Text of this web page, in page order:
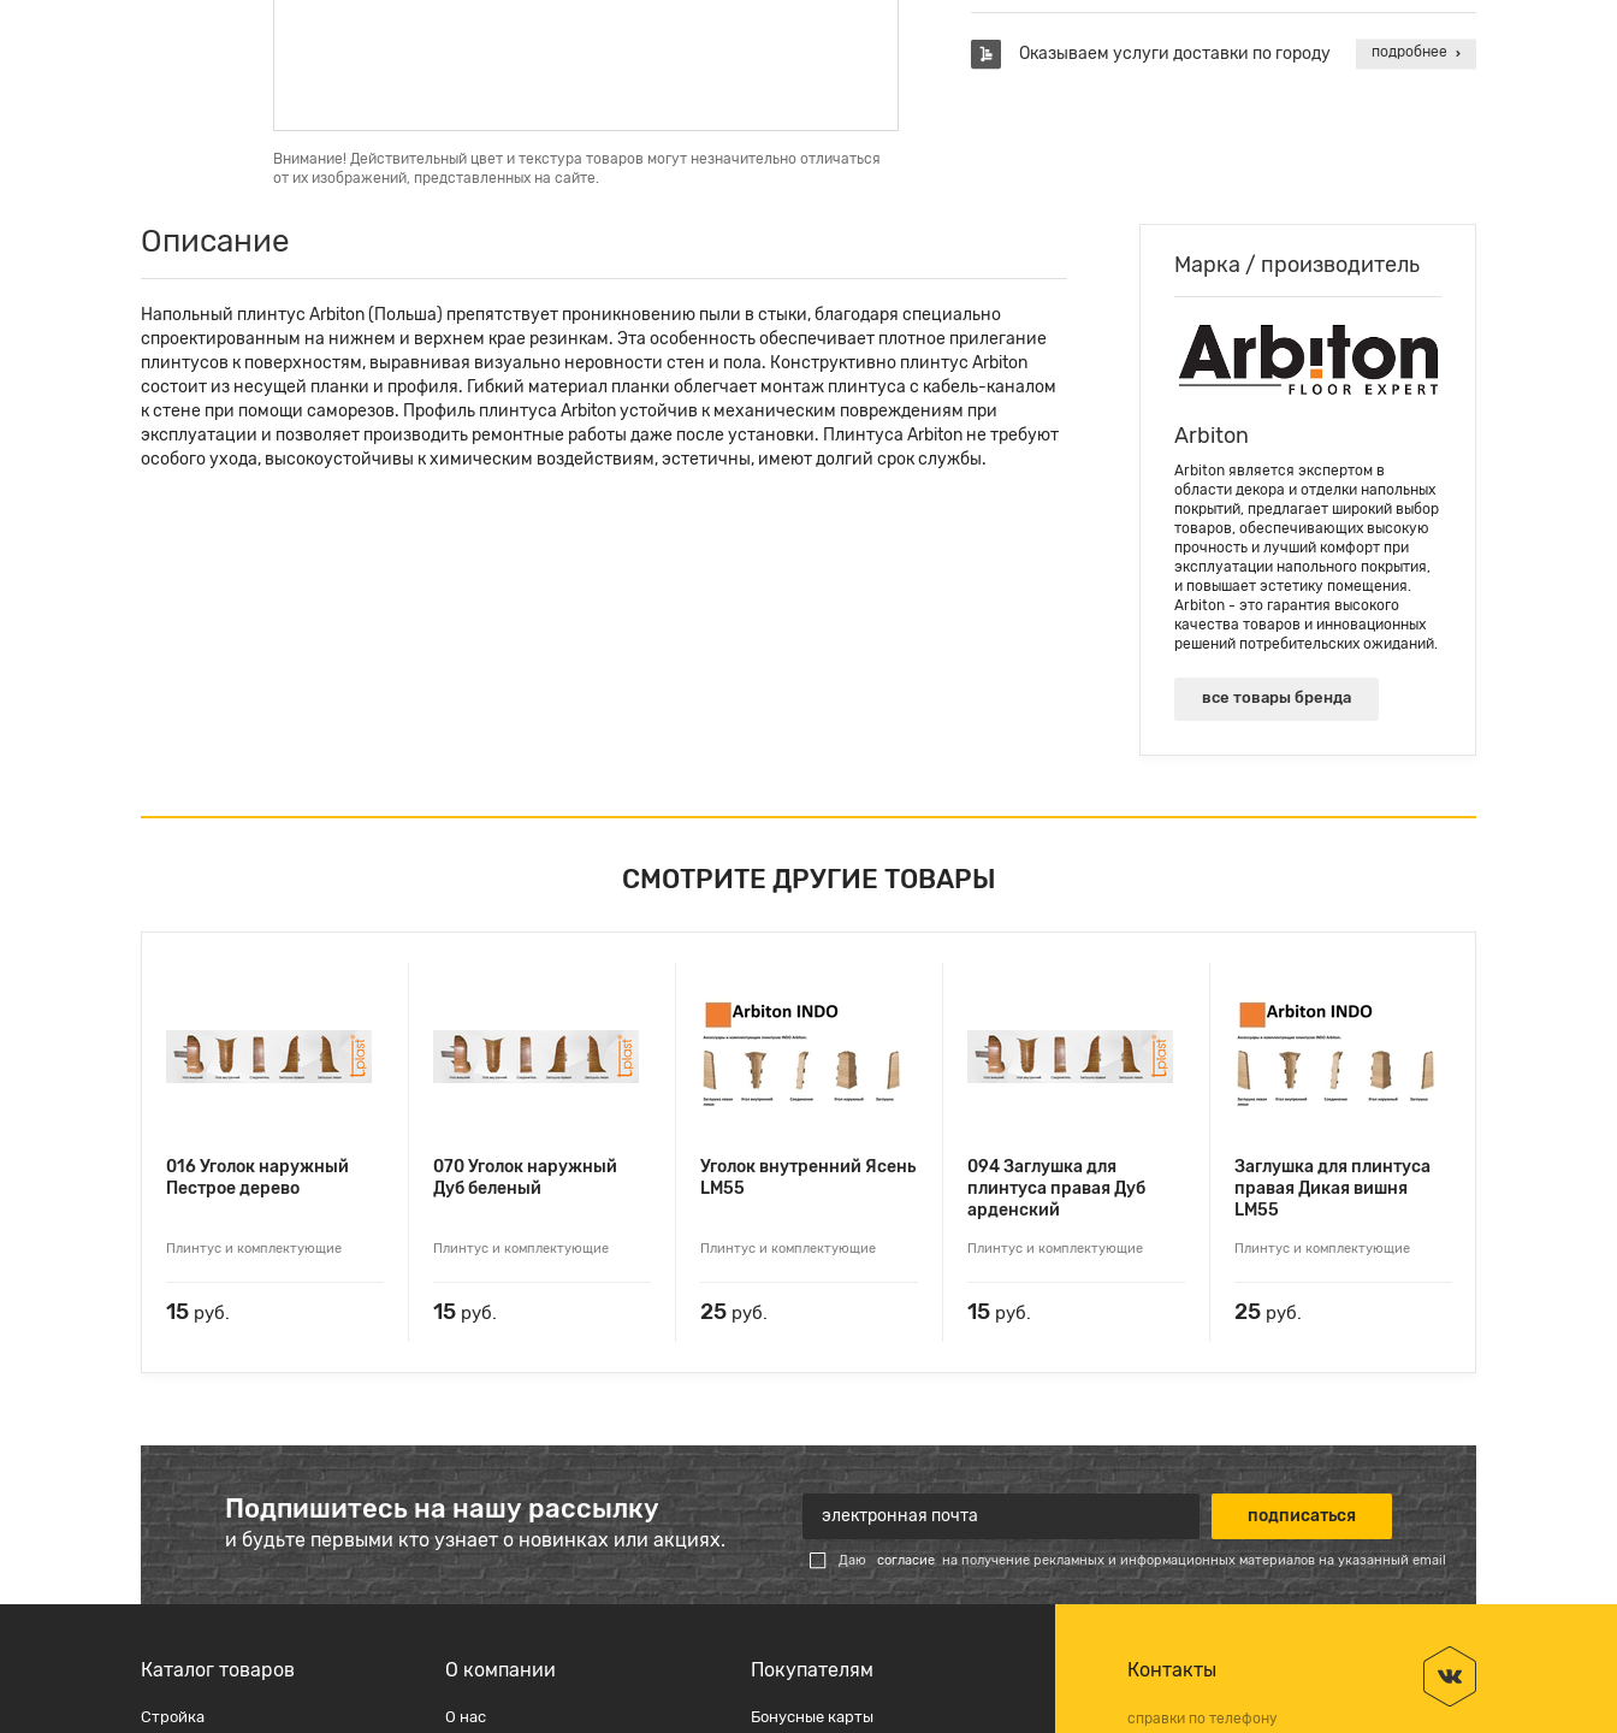
Внимание! Действительный цвет и текстура товаров могут незначительно отличаться
от их изображений, представленных на сайте.
Оказываем услуги доставки по городу подробнее
Описание
Напольный плинтус Arbiton (Польша) препятствует проникновению пыли в стыки, благодаря специально
спроектированным на нижнем и верхнем крае резинкам. Эта особенность обеспечивает плотное прилегание
плинтусов к поверхностям, выравнивая визуально неровности стен и пола. Конструктивно плинтус Arbiton
состоит из несущей планки и профиля. Гибкий материал планки облегчает монтаж плинтуса с кабель-каналом
к стене при помощи саморезов. Профиль плинтуса Arbiton устойчив к механическим повреждениям при
эксплуатации и позволяет производить ремонтные работы даже после установки. Плинтуса Arbiton не требуют
особого ухода, высокоустойчивы к химическим воздействиям, эстетичны, имеют долгий срок службы.
Марка / производитель
Arbiton
Arbiton является экспертом в
области декора и отделки напольных
покрытий, предлагает широкий выбор
товаров, обеспечивающих высокую
прочность и лучший комфорт при
эксплуатации напольного покрытия,
и повышает эстетику помещения.
Arbiton - это гарантия высокого
качества товаров и инновационных
решений потребительских ожиданий.
все товары бренда
СМОТРИТЕ ДРУГИЕ ТОВАРЫ
016 Уголок наружный
Пестрое дерево
Плинтус и комплектующие
15 руб.
070 Уголок наружный
Дуб беленый
Плинтус и комплектующие
15 руб.
Уголок внутренний Ясень
LM55
Плинтус и комплектующие
25 руб.
094 Заглушка для
плинтуса правая Дуб
арденский
Плинтус и комплектующие
15 руб.
Заглушка для плинтуса
правая Дикая вишня
LM55
Плинтус и комплектующие
25 руб.
Подпишитесь на нашу рассылку
и будьте первыми кто узнает о новинках или акциях.
Даю согласие на получение рекламных и информационных материалов на указанный email
Контакты
справки по телефону
Каталог товаров
Стройка
О компании
О наc
Покупателям
Бонусные карты